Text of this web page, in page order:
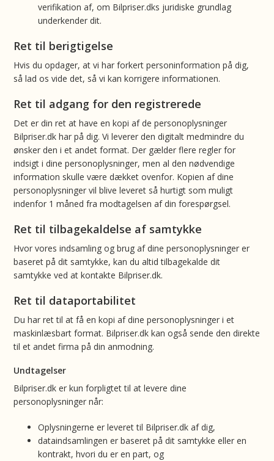
verifikation af, om Bilpriser.dks juridiske grundlag
underkender dit.
Ret til berigtigelse
Hvis du opdager, at vi har forkert personinformation på dig,
så lad os vide det, så vi kan korrigere informationen.
Ret til adgang for den registrerede
Det er din ret at have en kopi af de personoplysninger
Bilpriser.dk har på dig. Vi leverer den digitalt medmindre du
ønsker den i et andet format. Der gælder flere regler for
indsigt i dine personoplysninger, men al den nødvendige
information skulle være dækket ovenfor. Kopien af dine
personoplysninger vil blive leveret så hurtigt som muligt
indenfor 1 måned fra modtagelsen af din forespørgsel.
Ret til tilbagekaldelse af samtykke
Hvor vores indsamling og brug af dine personoplysninger er
baseret på dit samtykke, kan du altid tilbagekalde dit
samtykke ved at kontakte Bilpriser.dk.
Ret til dataportabilitet
Du har ret til at få en kopi af dine personoplysninger i et
maskinlæsbart format. Bilpriser.dk kan også sende den direkte
til et andet firma på din anmodning.
Undtagelser
Bilpriser.dk er kun forpligtet til at levere dine
personoplysninger når:
Oplysningerne er leveret til Bilpriser.dk af dig,
dataindsamlingen er baseret på dit samtykke eller en
kontrakt, hvori du er en part, og